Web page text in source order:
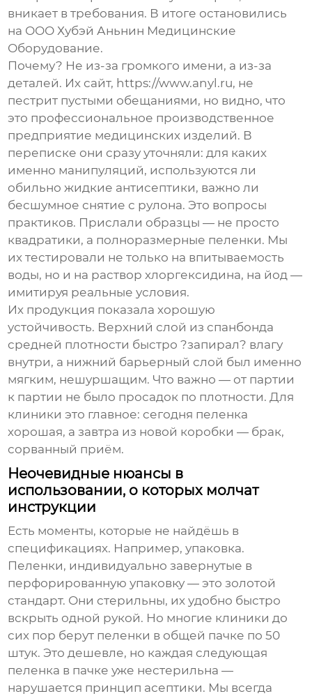
вникает в требования. В итоге остановились
на ООО Хубэй Аньнин Медицинские
Оборудование.
Почему? Не из-за громкого имени, а из-за
деталей. Их сайт, https://www.anyl.ru, не
пестрит пустыми обещаниями, но видно, что
это профессиональное производственное
предприятие медицинских изделий. В
переписке они сразу уточняли: для каких
именно манипуляций, используются ли
обильно жидкие антисептики, важно ли
бесшумное снятие с рулона. Это вопросы
практиков. Прислали образцы — не просто
квадратики, а полноразмерные пеленки. Мы
их тестировали не только на впитываемость
воды, но и на раствор хлоргексидина, на йод —
имитируя реальные условия.
Их продукция показала хорошую
устойчивость. Верхний слой из спанбонда
средней плотности быстро ?запирал? влагу
внутри, а нижний барьерный слой был именно
мягким, нешуршащим. Что важно — от партии
к партии не было просадок по плотности. Для
клиники это главное: сегодня пеленка
хорошая, а завтра из новой коробки — брак,
сорванный приём.
Неочевидные нюансы в
использовании, о которых молчат
инструкции
Есть моменты, которые не найдёшь в
спецификациях. Например, упаковка.
Пеленки, индивидуально завернутые в
перфорированную упаковку — это золотой
стандарт. Они стерильны, их удобно быстро
вскрыть одной рукой. Но многие клиники до
сих пор берут пеленки в общей пачке по 50
штук. Это дешевле, но каждая следующая
пеленка в пачке уже нестерильна —
нарушается принцип асептики. Мы всегда